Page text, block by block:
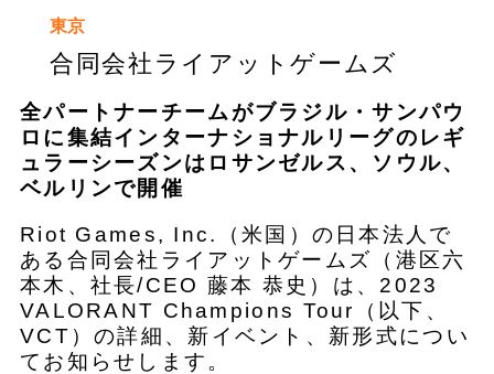
東京
合同会社ライアットゲームズ
全パートナーチームがブラジル・サンパウ
ロに集結インターナショナルリーグのレギ
ュラーシーズンはロサンゼルス、ソウル、
ベルリンで開催
Riot Games, Inc.（米国）の日本法人で
ある合同会社ライアットゲームズ（港区六
本木、社長/CEO 藤本 恭史）は、2023
VALORANT Champions Tour（以下、
VCT）の詳細、新イベント、新形式につい
てお知らせします。